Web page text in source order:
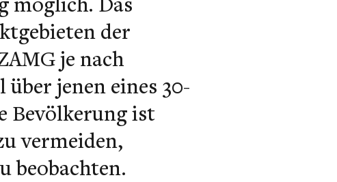
der
je nach
jenen eines 30-
Bevölkerung ist
vermeiden,
beobachten.